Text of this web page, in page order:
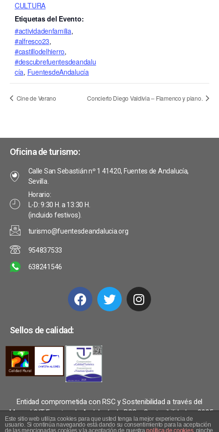
CULTURA
Etiquetas del Evento:
#actividadenfamilia,
#alfresco23,
#castillodelhierro,
#descubrefuentesdeandalu
cía, FuentesdeAndalucía
Cine de Verano Concierto Diego Valdivia – Flamenco y piano.
Oficina de turismo:
Calle San Sebastián nº 1 41420, Fuentes de Andalucía,
Sevilla.
Horario:
L-D: 9:30 H. a 13:30 H.
(incluido festivos).
turismo@fuentesdeandalucia.org
954837533
638241546
Sellos de calidad:
Entidad comprometida con RSC y Sostenibilidad a través del
«Manual OIT Fuentes de Andalucía de RSC y Sostenibilidad» – 2025
© 2018-2026 Turismo Fuentes de Andalucía. Todos los derechos
Este sitio web utiliza cookies para que usted tenga la mejor experiencia de
usuario. Si continúa navegando está dando su consentimiento para la aceptación
de las mencionadas cookies y la aceptación de nuestrapolítica de cookies, pinche